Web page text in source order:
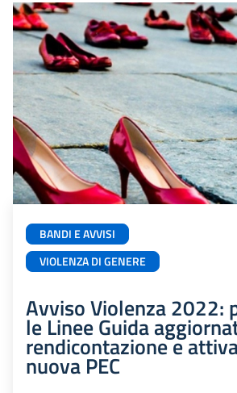
BANDI E AVVISI
VIOLENZA DI GENERE
Avviso Violenza 2022:
le Linee Guida
rendicontazione e
nuova PEC